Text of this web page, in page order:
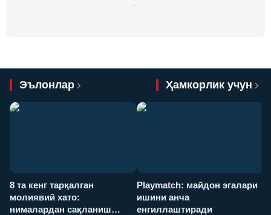
Эълонлар Ҳамкорлик учун
8 та кенг тарқалган
молиявий хато:
нималардан сақланиш
Playmatch: майдон эгалари
ишини анча
енгиллаштиради